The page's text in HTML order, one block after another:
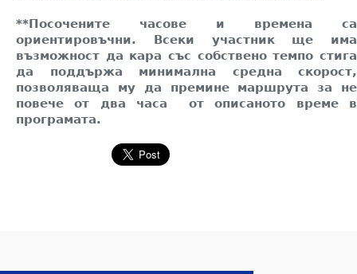
**Посочените часове и времена са
ориентировъчни. Всеки участник ще има
възможност да кара със собствено темпо стига
да поддържа минимална средна скорост,
позволяваща му да премине маршрута за не
повече от два часа от описаното време в
програмата.